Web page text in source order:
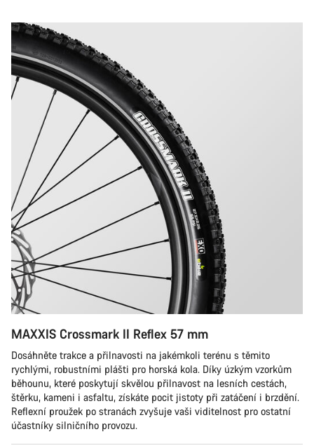
MAXXIS Crossmark II Reflex 57 mm
Dosáhněte trakce a přilnavosti na jakémkoli terénu s těmito
rychlými, robustními plášti pro horská kola. Díky úzkým vzorkům
běhounu, které poskytují skvělou přilnavost na lesních cestách,
štěrku, kameni i asfaltu, získáte pocit jistoty při zatáčení i brzdění.
Reflexní proužek po stranách zvyšuje vaši viditelnost pro ostatní
účastníky silničního provozu.